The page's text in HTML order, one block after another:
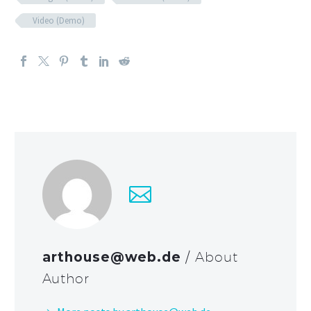
Video (Demo)
arthouse@web.de/ About
Author